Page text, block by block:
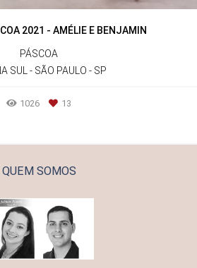
2021 - AMÉLIE E BENJAMIN
PÁSCOA
SUL - SÃO PAULO - SP
1026 13
QUEM SOMOS